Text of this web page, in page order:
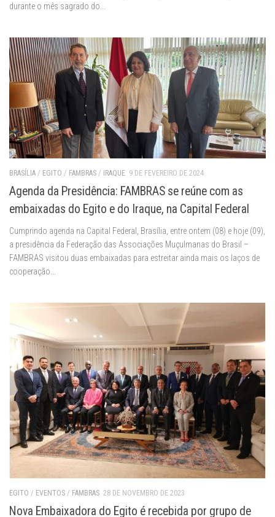
durante o mês sagrado do...
BRASÍLIA / EGITO / FAMBRAS / IRAQUE 9 DE FEVEREIRO DE 2024
Agenda da Presidência: FAMBRAS se reúne com as
embaixadas do Egito e do Iraque, na Capital Federal
Cumprindo agenda na Capital Federal, Brasília, entre ontem (08) e hoje (09),
a presidência da Federação das Associações Muçulmanas do Brasil –
FAMBRAS visitou duas embaixadas para estreitar ainda mais os laços de
cooperação...
EGITO / EVENTOS / FAMBRAS 28 DE NOVEMBRO DE 2023
Nova Embaixadora do Egito é recebida por grupo de